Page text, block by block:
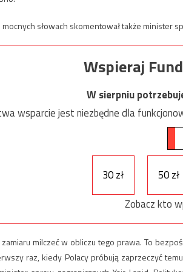
słowach skomentował także minister
Wspieraj
W sierpniu
wsparcie jest niezbędne dla
30 zł
50 zł
Zobacz kto
zamiaru milczeć w obliczu tego prawa. To
raz, kiedy Polacy próbują zaprzeczyć